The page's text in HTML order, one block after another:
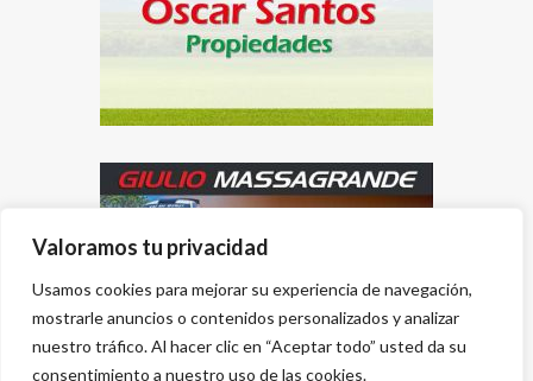
Valoramos tu privacidad
Usamos cookies para mejorar su experiencia de navegación,
mostrarle anuncios o contenidos personalizados y analizar
nuestro tráfico. Al hacer clic en “Aceptar todo” usted da su
consentimiento a nuestro uso de las cookies.